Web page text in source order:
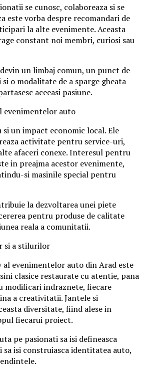
se cunosc, colaboreaza si se
este vorba despre recomandari de
la alte evenimente. Aceasta
constant noi membri, curiosi sau
un limbaj comun, un punct de
o modalitate de a sparge gheata
aceeasi pasiune.
evenimentelor auto
un impact economic local. Ele
activitate pentru service-uri,
afaceri conexe. Interesul pentru
in preajma acestor evenimente,
si masinile special pentru
la dezvoltarea unei piete
pentru produse de calitate
reala a comunitatii.
si a stilurilor
evenimentelor auto din Arad este
clasice restaurate cu atentie, pana
modificari indraznete, fiecare
a creativitatii. Jantele si
diversitate, fiind alese in
fiecarui proiect.
pe pasionati sa isi defineasca
isi construiasca identitatea auto,